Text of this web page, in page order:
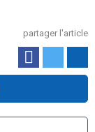
partager l'article